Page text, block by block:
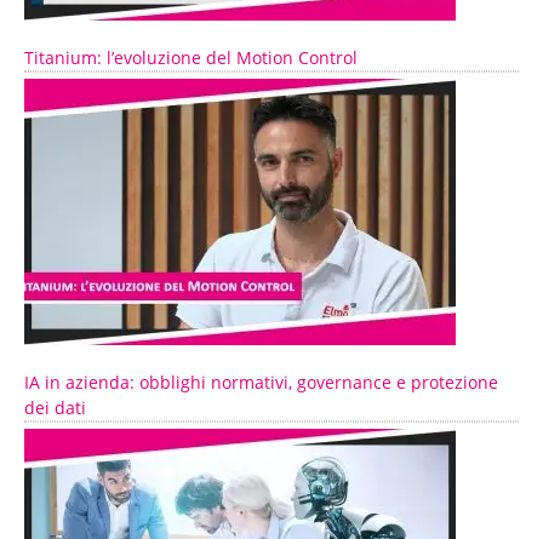
Titanium: l’evoluzione del Motion Control
IA in azienda: obblighi normativi, governance e protezione
dei dati